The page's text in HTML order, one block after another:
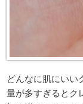
どんなに肌にいい
量が多すぎるとク